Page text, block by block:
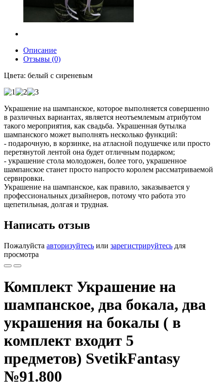
Описание
Отзывы (0)
Цвета: белый с сиреневым
Украшение на шампанское, которое выполняется совершенно
в различных вариантах, является неотъемлемым атрибутом
такого мероприятия, как свадьба. Украшенная бутылка
шампанского может выполнять несколько функций:
- подарочную, в корзинке, на атласной подушечке или просто
перетянутой лентой она будет отличным подарком;
- украшение стола молодожен, более того, украшенное
шампанское станет просто напросто королем рассматриваемой
сервировки.
Украшение на шампанское, как правило, заказывается у
профессиональных дизайнеров, потому что работа это
щепетильная, долгая и трудная.
Написать отзыв
Пожалуйста авторизуйтесь или зарегистрируйтесь для
просмотра
Комплект Украшение на
шампанское, два бокала, два
украшения на бокалы ( в
комплект входит 5
предметов) SvetikFantasy
№91.800